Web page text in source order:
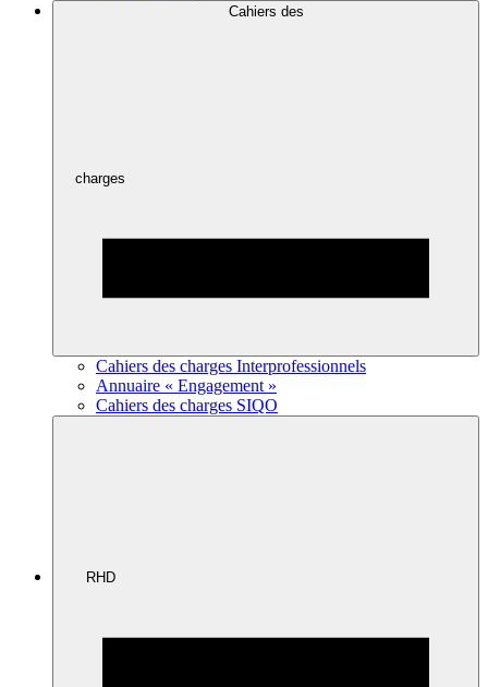
Cahiers des
charges
Cahiers des charges Interprofessionnels
Annuaire « Engagement »
Cahiers des charges SIQO
RHD